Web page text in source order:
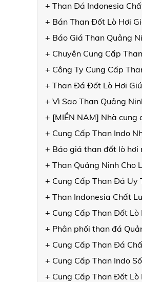
+ Than Đá Indonesia
+ Bán Than Đốt Lò Hơi
+ Báo Giá Than Quảng
+ Chuyên Cung Cấp
+ Công Ty Cung Cấp
+ Than Đá Đốt Lò Hơi
+ Vì Sao Than Quảng
+ [MIỀN NAM] Nhà
+ Cung Cấp Than Indo
+ Báo giá than đốt lò hơi
+ Than Quảng Ninh Cho
+ Cung Cấp Than Đá Uy
+ Than Indonesia Chất
+ Cung Cấp Than Đốt Lò
+ Phân phối than đá
+ Cung Cấp Than Đá
+ Cung Cấp Than Indo
+ Cung Cấp Than Đốt Lò